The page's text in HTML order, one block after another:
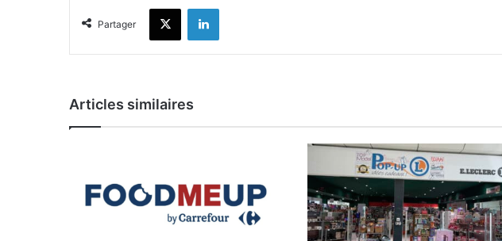
Partager
X Linkedin
Articles similaires